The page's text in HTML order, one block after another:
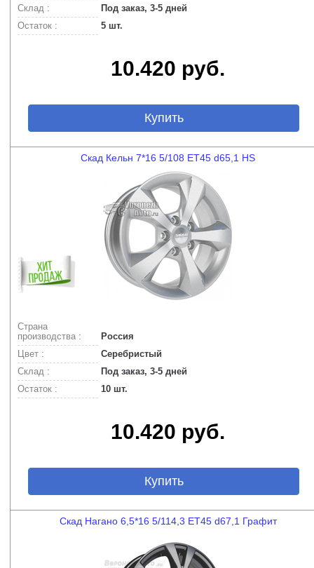
Склад :
Под заказ, 3-5 дней
Остаток :
5 шт.
10.420 руб.
Купить
Скад Кельн 7*16 5/108 ET45 d65,1 HS
Страна
производства :
Россия
Цвет :
Серебристый
Склад :
Под заказ, 3-5 дней
Остаток :
10 шт.
10.420 руб.
Купить
Скад Нагано 6,5*16 5/114,3 ET45 d67,1 Графит